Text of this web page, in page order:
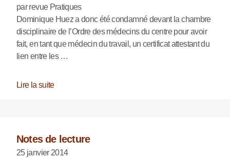
par revue Pratiques
Dominique Huez a donc été condamné devant la chambre
disciplinaire de l’Ordre des médecins du centre pour avoir
fait, en tant que médecin du travail, un certificat attestant du
lien entre les …
Lire la suite
Notes de lecture
25 janvier 2014